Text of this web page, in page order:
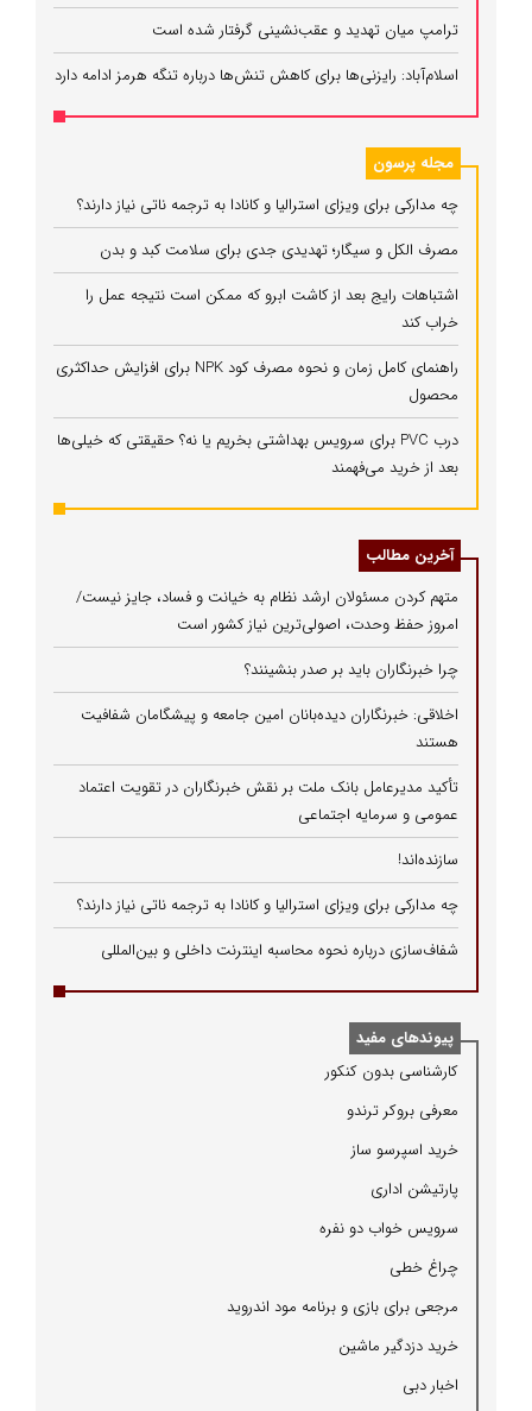
ترامپ میان تهدید و عقب‌نشینی گرفتار شده است
اسلام‌آباد: رایزنی‌ها برای کاهش تنش‌ها درباره تنگه هرمز ادامه دارد
مجله پرسون
چه مدارکی برای ویزای استرالیا و کانادا به ترجمه ناتی نیاز دارند؟
مصرف الکل و سیگار؛ تهدیدی جدی برای سلامت کبد و بدن
اشتباهات رایج بعد از کاشت ابرو که ممکن است نتیجه عمل را
خراب کند
راهنمای کامل زمان و نحوه مصرف کود NPK برای افزایش حداکثری
محصول
درب PVC برای سرویس بهداشتی بخریم یا نه؟ حقیقتی که خیلی‌ها
بعد از خرید می‌فهمند
آخرین مطالب
متهم کردن مسئولان ارشد نظام به خیانت و فساد، جایز نیست/
امروز حفظ وحدت، اصولی‌ترین نیاز کشور است
چرا خبرنگاران باید بر صدر بنشینند؟
اخلاقی: خبرنگاران دیده‌بانان امین جامعه و پیشگامان شفافیت
هستند
تأکید مدیرعامل بانک ملت بر نقش خبرنگاران در تقویت اعتماد
عمومی و سرمایه اجتماعی
سازنده‌اند!
چه مدارکی برای ویزای استرالیا و کانادا به ترجمه ناتی نیاز دارند؟
شفاف‌سازی درباره نحوه محاسبه اینترنت داخلی و بین‌المللی
پیوندهای مفید
كارشناسی بدون كنكور
معرفی بروكر ترندو
خرید اسپرسو ساز
پارتیشن اداری
سرویس خواب دو نفره
چراغ خطی
مرجعی برای بازی و برنامه مود اندروید
خرید دزدگیر ماشین
اخبار دبی